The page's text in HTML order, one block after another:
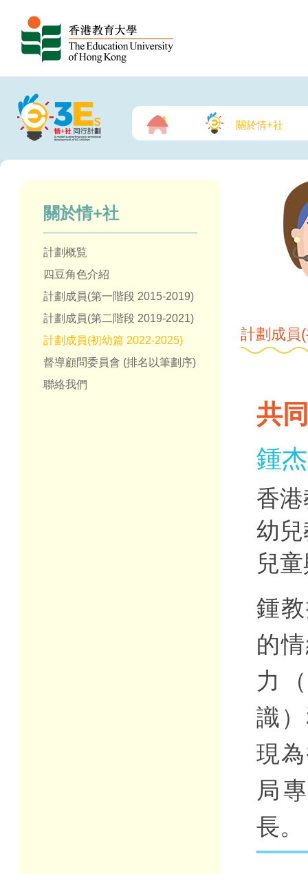
關於情+社
關於情+社
計劃概覧
四豆角色介紹
計劃成員(第一階段 2015-2019)
計劃成員(第二階段 2019-2021)
計劃成員(初幼篇 2022-2025)
督導顧問委員會 (排名以筆劃序)
聯絡我們
計劃成員
共
鍾
香
幼
兒
鍾
的
力
識
現
局
長。